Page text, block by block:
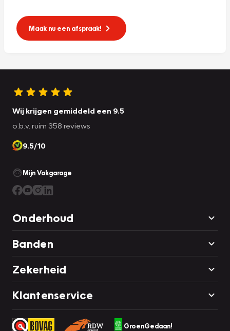
Maak nu een afspraak!
Wij krijgen gemiddeld een 9.5
o.b.v. ruim 358 reviews
9.5/10
Mijn Vakgarage
Onderhoud
Banden
Zekerheid
Klantenservice
GroenGedaan!